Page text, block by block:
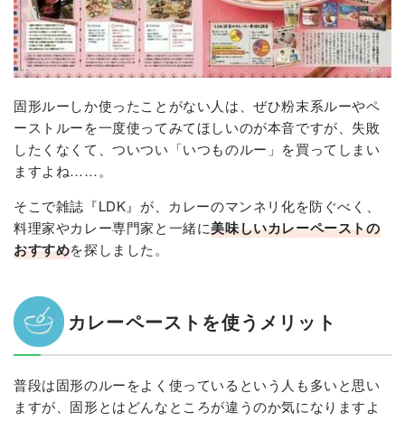
固形ルーしか使ったことがない人は、ぜひ粉末系ルーやペ
ーストルーを一度使ってみてほしいのが本音ですが、失敗
したくなくて、ついつい「いつものルー」を買ってしまい
ますよね……。
そこで雑誌『LDK』が、カレーのマンネリ化を防ぐべく、
料理家やカレー専門家と一緒に美味しいカレーペーストの
おすすめを探しました。
カレーペーストを使うメリット
普段は固形のルーをよく使っているという人も多いと思い
ますが、固形とはどんなところが違うのか気になりますよ